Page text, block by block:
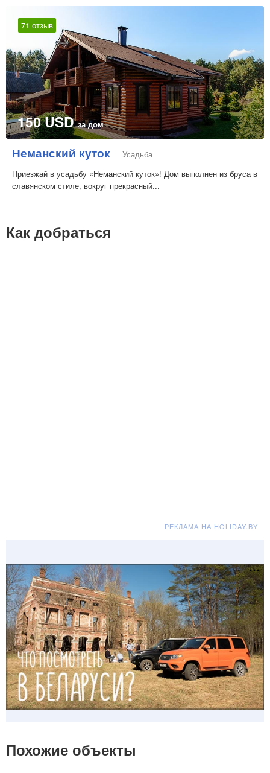
71 отзыв
150 USDза дом
Неманский куток
Усадьба
Приезжай в усадьбу «Неманский куток»! Дом выполнен из бруса в
славянском стиле, вокруг прекрасный...
Как добраться
РЕКЛАМА НА HOLIDAY.BY
Похожие объекты